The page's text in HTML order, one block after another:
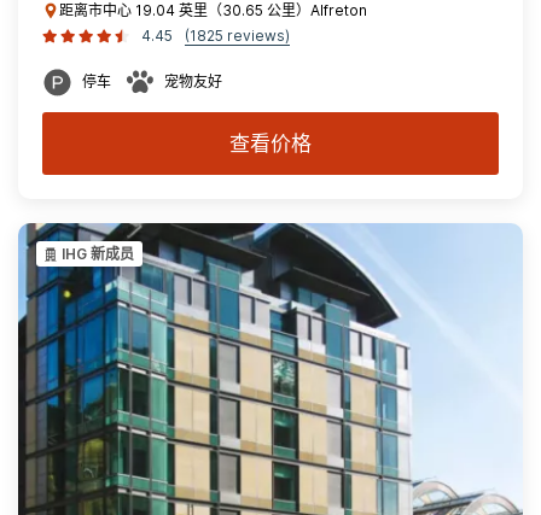
距离市中心 19.04 英里（30.65 公里）Alfreton
4.45
(1825 reviews)
停车 宠物友好
查看价格
IHG 新成员